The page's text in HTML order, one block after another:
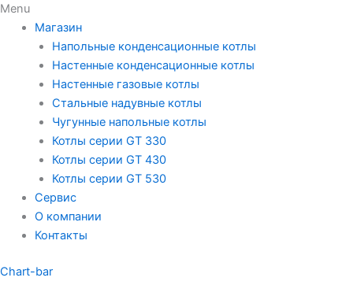
Menu
Магазин
Напольные конденсационные котлы
Настенные конденсационные котлы
Настенные газовые котлы
Стальные надувные котлы
Чугунные напольные котлы
Котлы серии GT 330
Котлы серии GT 430
Котлы серии GT 530
Сервис
О компании
Контакты
Chart-bar